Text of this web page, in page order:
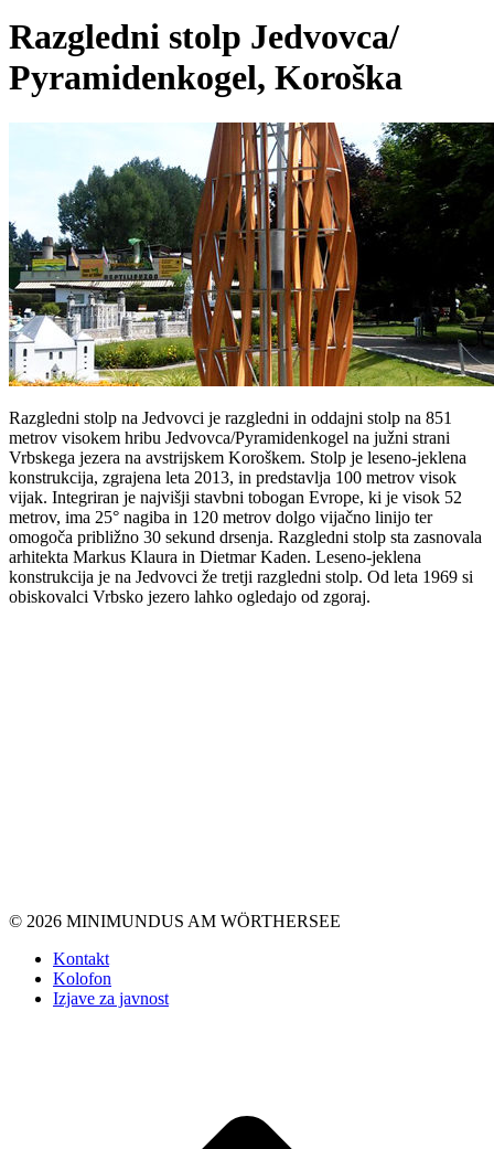
Razgledni stolp Jedvovca/
Pyramidenkogel, Koroška
Razgledni stolp na Jedvovci je razgledni in oddajni stolp na 851
metrov visokem hribu Jedvovca/Pyramidenkogel na južni strani
Vrbskega jezera na avstrijskem Koroškem. Stolp je leseno-jeklena
konstrukcija, zgrajena leta 2013, in predstavlja 100 metrov visok
vijak. Integriran je najvišji stavbni tobogan Evrope, ki je visok 52
metrov, ima 25° nagiba in 120 metrov dolgo vijačno linijo ter
omogoča približno 30 sekund drsenja. Razgledni stolp sta zasnovala
arhitekta Markus Klaura in Dietmar Kaden. Leseno-jeklena
konstrukcija je na Jedvovci že tretji razgledni stolp. Od leta 1969 si
obiskovalci Vrbsko jezero lahko ogledajo od zgoraj.
© 2026 MINIMUNDUS AM WÖRTHERSEE
Kontakt
Kolofon
Izjave za javnost